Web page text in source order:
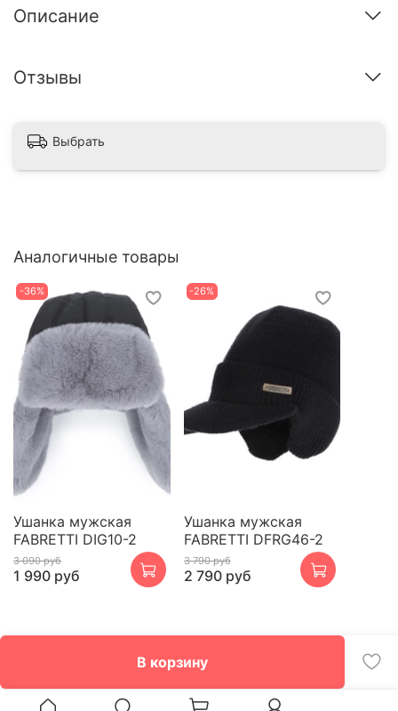
В корзину
Описание
Отзывы
Выбрать
Аналогичные товары
-36%
Ушанка мужская
FABRETTI DIG10-2
3 090 руб
1 990 руб
-26%
Ушанка мужская
FABRETTI DFRG46-2
3 790 руб
2 790 руб